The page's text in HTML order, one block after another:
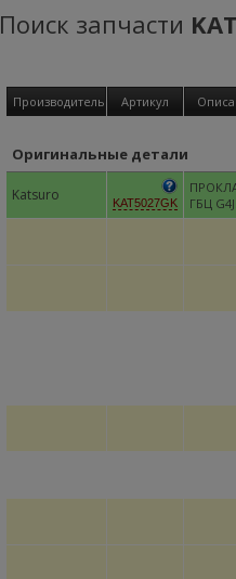
Поиск запчасти
Производитель Артикул
Оригинальные детали
Katsuro KAT5027GK
ГБЦ